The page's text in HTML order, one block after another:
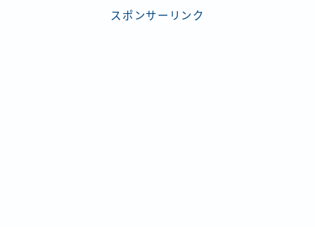
スポンサーリンク